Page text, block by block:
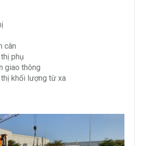
cân
phụ
giao thông
thị khối lượng từ xa